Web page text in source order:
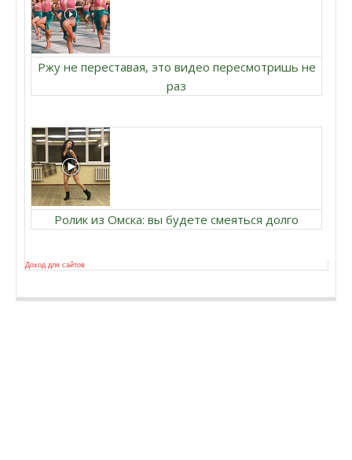
Ржу не переставая, это видео пересмотришь не
раз
Ролик из Омска: вы будете смеяться долго
Доход для сайтов